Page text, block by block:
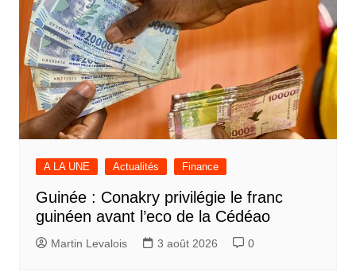
A LA UNE Actualités Finance
Guinée : Conakry privilégie le franc
guinéen avant l’eco de la Cédéao
Martin Levalois 3 août 2026 0